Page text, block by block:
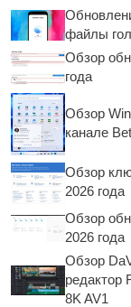
файлы
Обзор
года
Обзор
канале
Обзор
2026 года
Обзор
2026 года
Обзор
редактор
8K AV1